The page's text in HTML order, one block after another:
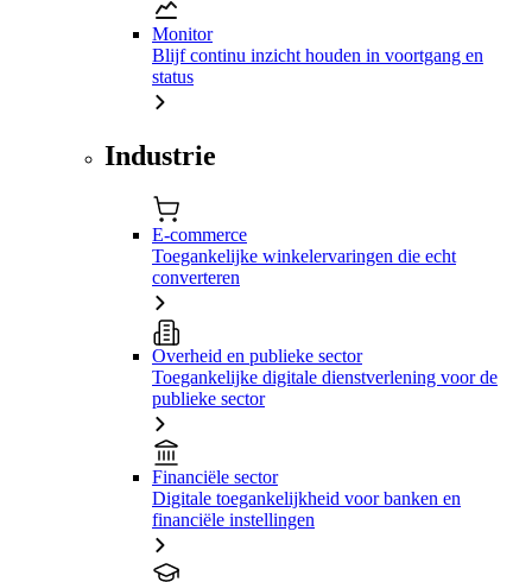
Monitor
Blijf continu inzicht houden in voortgang en
status
Industrie
E-commerce
Toegankelijke winkelervaringen die echt
converteren
Overheid en publieke sector
Toegankelijke digitale dienstverlening voor de
publieke sector
Financiële sector
Digitale toegankelijkheid voor banken en
financiële instellingen